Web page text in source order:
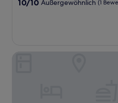
10/10 Außergewöhnlich (1